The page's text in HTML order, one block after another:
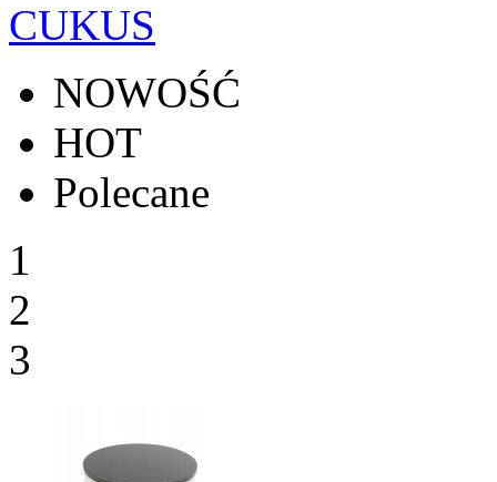
CUKUS
NOWOŚĆ
HOT
Polecane
1
2
3